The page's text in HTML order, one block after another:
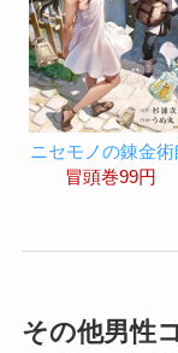
ニセモノの錬金術
冒頭巻99円
その他男性